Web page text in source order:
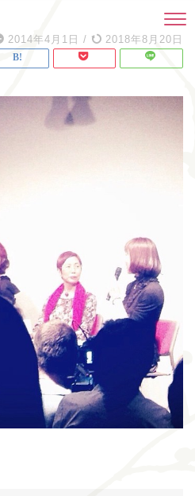
2014年4月1日 / 2018年8月20日